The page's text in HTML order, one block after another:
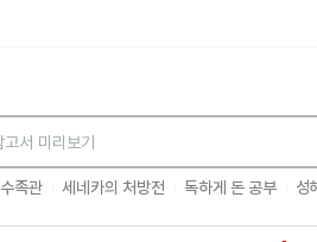
수족관 세네카의 처방전 독하게 돈 공부 성